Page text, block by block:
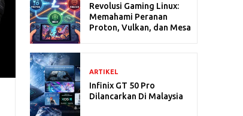
Revolusi Gaming Linux:
Memahami Peranan
Proton, Vulkan, dan Mesa
ARTIKEL
Infinix GT 50 Pro
Dilancarkan Di Malaysia